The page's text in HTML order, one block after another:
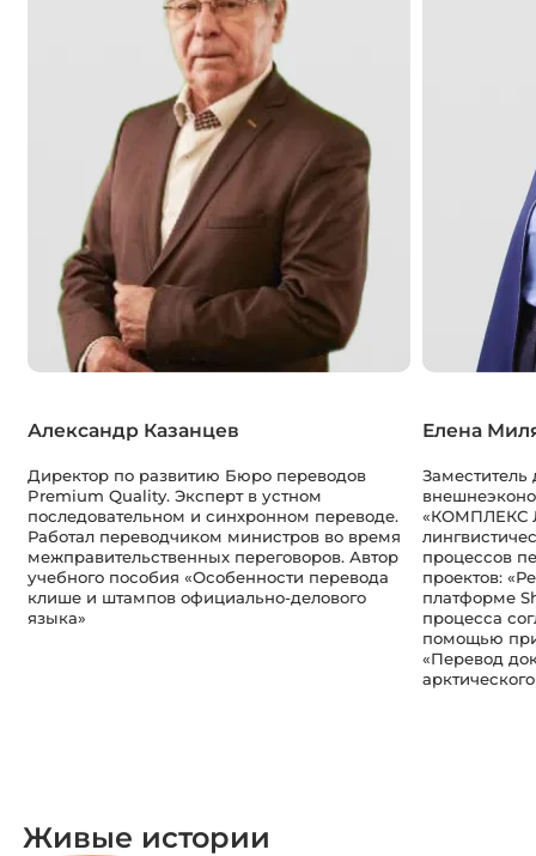
Александр Казанцев
Директор по развитию Бюро переводов
Premium Quality. Эксперт в устном
последовательном и синхронном переводе.
Работал переводчиком министров во время
межправительственных переговоров. Автор
учебного пособия «Особенности перевода
клише и штампов официально-делового
языка»
Елена
Заместитель
«КОМПЛЕКС
процессов
проектов:
платформе
процесса
помощью
«Перевод
Живые истории